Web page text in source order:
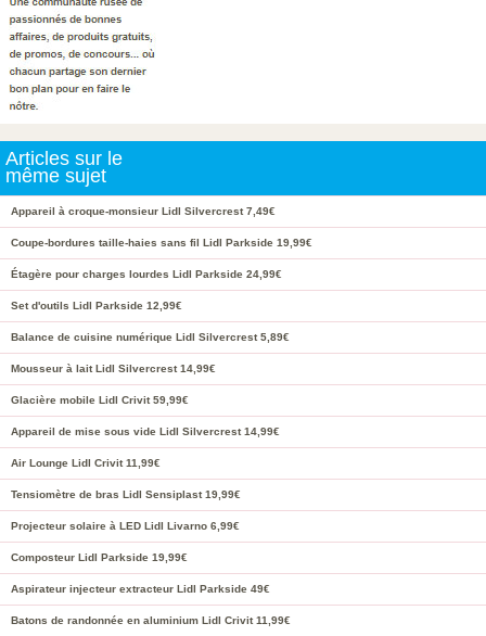
Articles sur le
même sujet
Appareil à croque-monsieur Lidl Silvercrest 7,49€
Coupe-bordures taille-haies sans fil Lidl Parkside 19,99€
Étagère pour charges lourdes Lidl Parkside 24,99€
Set d'outils Lidl Parkside 12,99€
Balance de cuisine numérique Lidl Silvercrest 5,89€
Mousseur à lait Lidl Silvercrest 14,99€
Glacière mobile Lidl Crivit 59,99€
Appareil de mise sous vide Lidl Silvercrest 14,99€
Air Lounge Lidl Crivit 11,99€
Tensiomètre de bras Lidl Sensiplast 19,99€
Projecteur solaire à LED Lidl Livarno 6,99€
Composteur Lidl Parkside 19,99€
Aspirateur injecteur extracteur Lidl Parkside 49€
Batons de randonnée en aluminium Lidl Crivit 11,99€